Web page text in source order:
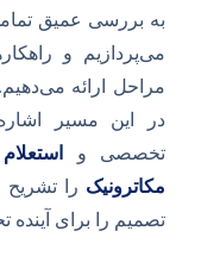
به بررسی عمیق
می‌پردازیم و
مراحل ارائه
در این مسیر
تخصصی و
مکاترونیک را تشریح
تصمیم را برای